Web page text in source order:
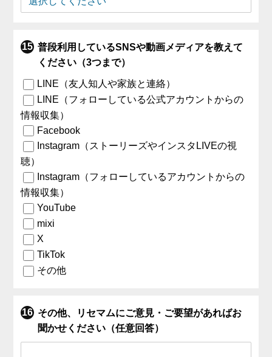
普段利用しているSNSや動画メディアを教えて
ください（3つまで）
LINE（友人知人や家族と連絡）
LINE（フォローしている公式アカウントからの
情報収集）
Facebook
Instagram（ストーリーズやインスタLIVEの視
聴）
Instagram（フォローしているアカウントからの
情報収集）
YouTube
mixi
X
TikTok
その他
その他、リセマムにご意見・ご要望があればお
聞かせください（任意回答）